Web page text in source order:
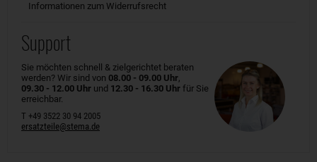
Informationen zum Widerrufsrecht
Support
Sie möchten schnell & zielgerichtet beraten
werden? Wir sind von 08.00 - 09.00 Uhr
09.30 - 12.00 Uhr und 12.30 - 16.30 Uhr für Sie
erreichbar.
T +49 3522 30 94 2005
ersatzteile@stema.de